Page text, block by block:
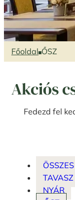
Főoldal ŐSZ
Akciós
Fedezd fel
TAVASZ
NYÁR